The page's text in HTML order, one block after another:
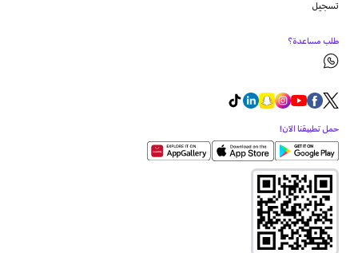
تسجيل
طلب مساعدة؟
حمل تطبيقنا الآن!